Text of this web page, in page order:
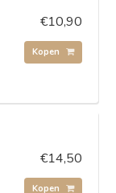
€10,90
Kopen
€14,50
Kopen